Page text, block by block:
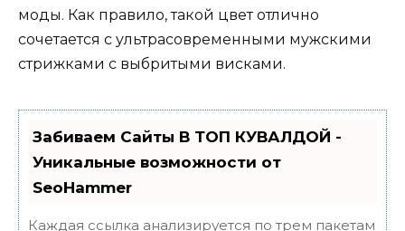
моды. Как правило, такой цвет отлично
сочетается с ультрасовременными мужскими
стрижками с выбритыми висками.
Забиваем Сайты В ТОП КУВАЛДОЙ -
Уникальные возможности от
SeoHammer
Каждая ссылка анализируется по трем пакетам